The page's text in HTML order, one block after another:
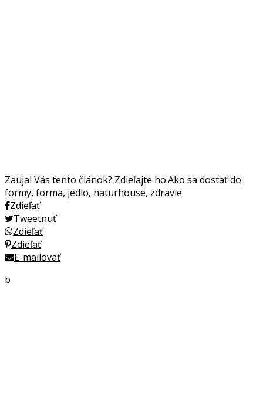
Zaujal Vás tento článok? Zdieľajte ho:Ako sa dostať do
formy, forma, jedlo, naturhouse, zdravie
Zdieľať
Tweetnuť
Zdieľať
Zdieľať
E-mailovať
b